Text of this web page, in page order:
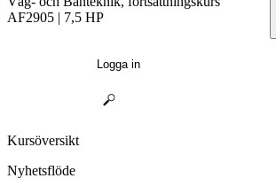
AF2905 | 7,5 HP
Logga in
Kursöversikt
Nyhetsflöde